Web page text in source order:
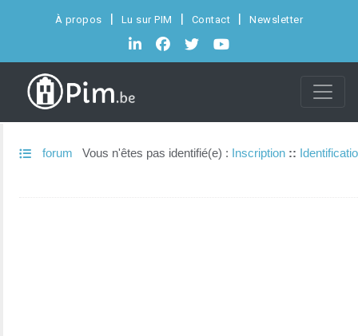
À propos Lu sur PIM Contact Newsletter
forum Vous n'êtes pas identifié(e) : Inscription ::